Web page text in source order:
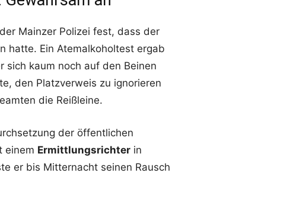
Mainzer Polizei fest, dass der
hatte. Ein Atemalkoholtest ergab
sich kaum noch auf den Beinen
den Platzverweis zu ignorieren
die Reißleine.
der öffentlichen
einem Ermittlungsrichter in
er bis Mitternacht seinen Rausch